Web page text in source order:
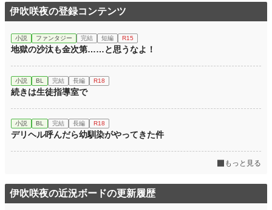
伊吹咲夜の登録コンテンツ
小説 ファンタジー 完結 短編 R15
地獄の沙汰も金次第……と思うなよ！
小説 BL 完結 長編 R18
続きは生徒指導室で
小説 BL 完結 長編 R18
デリヘル呼んだら幼馴染がやってきた件
もっと見る
伊吹咲夜の近況ボードの更新履歴